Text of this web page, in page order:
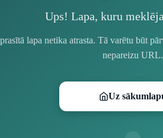
Ups! Lapa, kuru
lapa netika atrasta. Tā varētu būt
nepareizu URL.
Uz